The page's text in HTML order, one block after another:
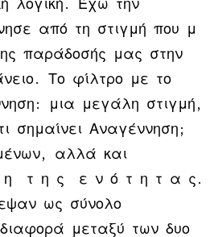
λογική. Έχω την
από τη στιγμή που μ
παράδοσής μας στην
Το φίλτρο με το
μια μεγάλη στιγμή,
σημαίνει Αναγέννηση;
αλλά και
η τ η ς ε ν ό τ η τ α ς.
ως σύνολο
μεταξύ των δυο